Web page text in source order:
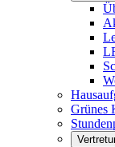
Grünes